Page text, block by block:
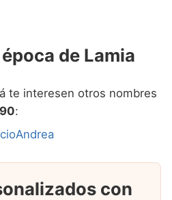
de Lamia
te interesen otros nombres
:
Andrea
con